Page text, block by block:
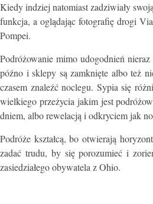
Kiedy indziej natomiast zadziwiały
funkcja, a oglądając fotografię drogi
Pompei.
Podróżowanie mimo udogodnień
późno i sklepy są zamknięte albo też
czasem znaleźć noclegu. Sypia się
wielkiego przeżycia jakim jest
dniem, albo rewelacją i odkryciem jak
Podróże kształcą, bo otwierają
zadać trudu, by się porozumieć i
zasiedziałego obywatela z Ohio.